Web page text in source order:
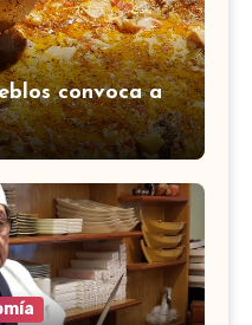
convoca a